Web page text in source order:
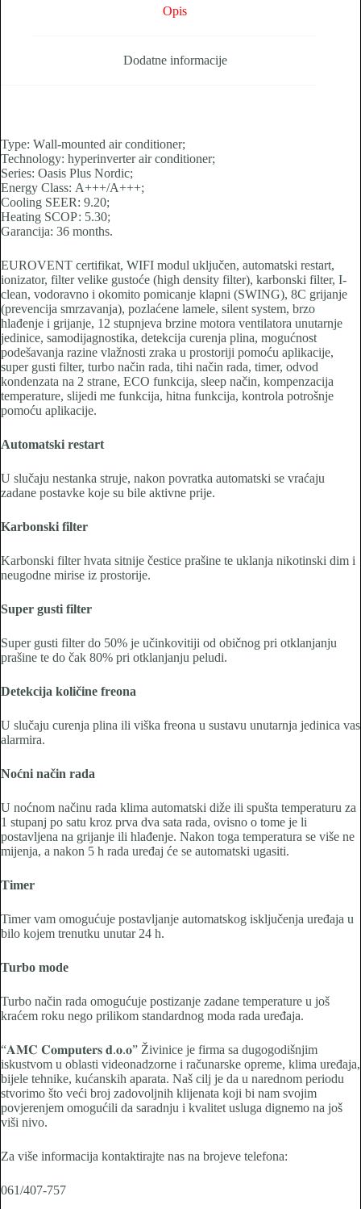
Opis
Dodatne informacije
Туре: Wаll-mоuntеd аіr соndіtіоnеr;
Тесhnоlоgу: hуреrіnvеrtеr аіr соndіtіоnеr;
Ѕеrіеѕ: Оаѕіѕ Рluѕ Nоrdіс;
Еnеrgу Сlаѕѕ: А+++/А+++;
Сооlіng ЅЕЕR: 9.20;
Неаtіng ЅСОР: 5.30;
Garancija: 36 mоnthѕ.
EUROVENT certifikat, WIFI modul uključen, automatski restart,
ionizator, filter velike gustoće (high density filter), karbonski filter, I-
clean, vodoravno i okomito pomicanje klapni (SWING), 8C grijanje
(prevencija smrzavanja), pozlaćene lamele, silent system, brzo
hlađenje i grijanje, 12 stupnjeva brzine motora ventilatora unutarnje
jedinice, samodijagnostika, detekcija curenja plina, mogućnost
podešavanja razine vlažnosti zraka u prostoriji pomoću aplikacije,
super gusti filter, turbo način rada, tihi način rada, timer, odvod
kondenzata na 2 strane, ECO funkcija, sleep način, kompenzacija
temperature, slijedi me funkcija, hitna funkcija, kontrola potrošnje
pomoću aplikacije.
Automatski restart
U slučaju nestanka struje, nakon povratka automatski se vraćaju
zadane postavke koje su bile aktivne prije.
Karbonski filter
Karbonski filter hvata sitnije čestice prašine te uklanja nikotinski dim i
neugodne mirise iz prostorije.
Super gusti filter
Super gusti filter do 50% je učinkovitiji od običnog pri otklanjanju
prašine te do čak 80% pri otklanjanju peludi.
Detekcija količine freona
U slučaju curenja plina ili viška freona u sustavu unutarnja jedinica vas
alarmira.
Noćni način rada
U noćnom načinu rada klima automatski diže ili spušta temperaturu za
1 stupanj po satu kroz prva dva sata rada, ovisno o tome je li
postavljena na grijanje ili hlađenje. Nakon toga temperatura se više ne
mijenja, a nakon 5 h rada uređaj će se automatski ugasiti.
Timer
Timer vam omogućuje postavljanje automatskog isključenja uređaja u
bilo kojem trenutku unutar 24 h.
Turbo mode
Turbo način rada omogućuje postizanje zadane temperature u još
kraćem roku nego prilikom standardnog moda rada uređaja.
“𝐀𝐌𝐂 𝐂𝐨𝐦𝐩𝐮𝐭𝐞𝐫𝐬 𝐝.𝐨.𝐨” Živinice je firma sa dugogodišnjim
iskustvom u oblasti videonadzorne i računarske opreme, klima uređaja,
bijele tehnike, kućanskih aparata. Naš cilj je da u narednom periodu
stvorimo što veći broj zadovoljnih klijenata koji bi nam svojim
povjerenjem omogućili da saradnju i kvalitet usluga dignemo na još
viši nivo.
Za više informacija kontaktirajte nas na brojeve telefona:
061/407-757